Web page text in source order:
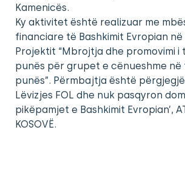
Kamenicës.
Ky aktivitet është realizuar me
financiare të Bashkimit Evropian
Projektit “Mbrojtja dhe promovimi
punës për grupet e cënueshme në
punës”. Përmbajtja është
Lëvizjes FOL dhe nuk pasqyron
pikëpamjet e Bashkimit Evropian’,
KOSOVË.